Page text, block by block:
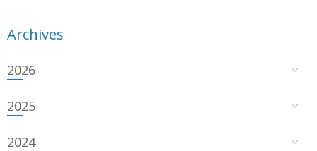
Archives
2026
2025
2024